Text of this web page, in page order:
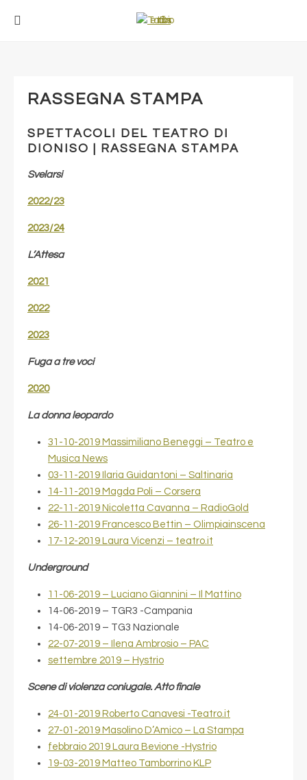
RASSEGNA STAMPA
SPETTACOLI DEL TEATRO DI
DIONISO | RASSEGNA STAMPA
Svelarsi
2022/23
2023/24
L’Attesa
2021
2022
2023
Fuga a tre voci
2020
La donna leopardo
31-10-2019 Massimiliano Beneggi – Teatro e
Musica News
03-11-2019 Ilaria Guidantoni – Saltinaria
14-11-2019 Magda Poli – Corsera
22-11-2019 Nicoletta Cavanna – RadioGold
26-11-2019 Francesco Bettin – Olimpiainscena
17-12-2019 Laura Vicenzi – teatro.it
Underground
11-06-2019 – Luciano Giannini – Il Mattino
14-06-2019 – TGR3 -Campania
14-06-2019 – TG3 Nazionale
22-07-2019 – Ilena Ambrosio – PAC
settembre 2019 – Hystrio
Scene di violenza coniugale. Atto finale
24-01-2019 Roberto Canavesi -Teatro.it
27-01-2019 Masolino D’Amico – La Stampa
febbraio 2019 Laura Bevione -Hystrio
19-03-2019 Matteo Tamborrino KLP